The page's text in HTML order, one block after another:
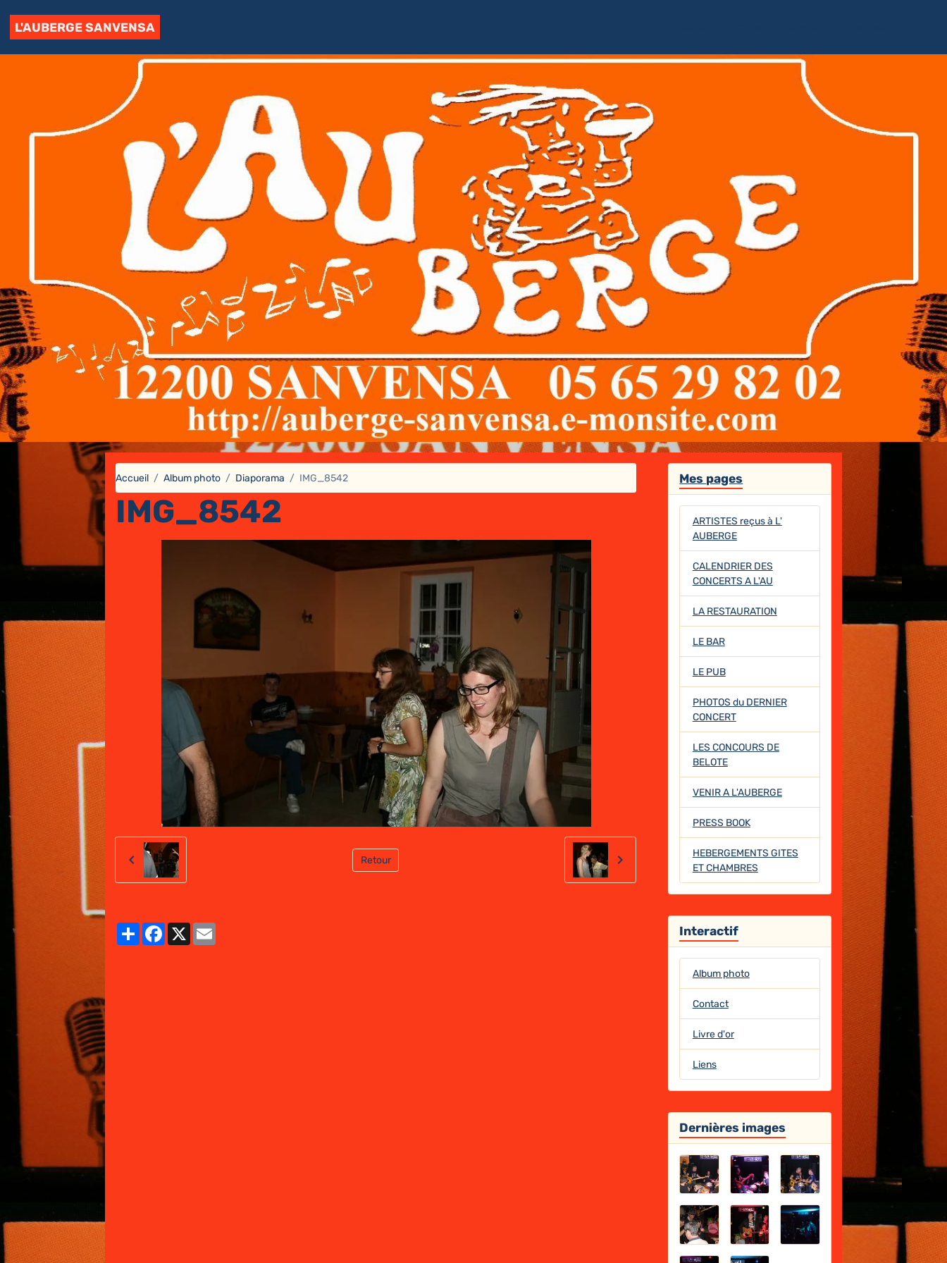
L'AUBERGE SANVENSA
Accueil Album photo Diaporama IMG_8542
IMG_8542
Retour
PartagerFacebook
X
Mes pages
ARTISTES reçus à L'
AUBERGE
CALENDRIER DES
CONCERTS A L'AU
LA RESTAURATION
LE BAR
LE PUB
PHOTOS du DERNIER
CONCERT
LES CONCOURS DE
BELOTE
VENIR A L'AUBERGE
PRESS BOOK
HEBERGEMENTS GITES
ET CHAMBRES
Interactif
Album photo
Contact
Livre d'or
Liens
Dernières images